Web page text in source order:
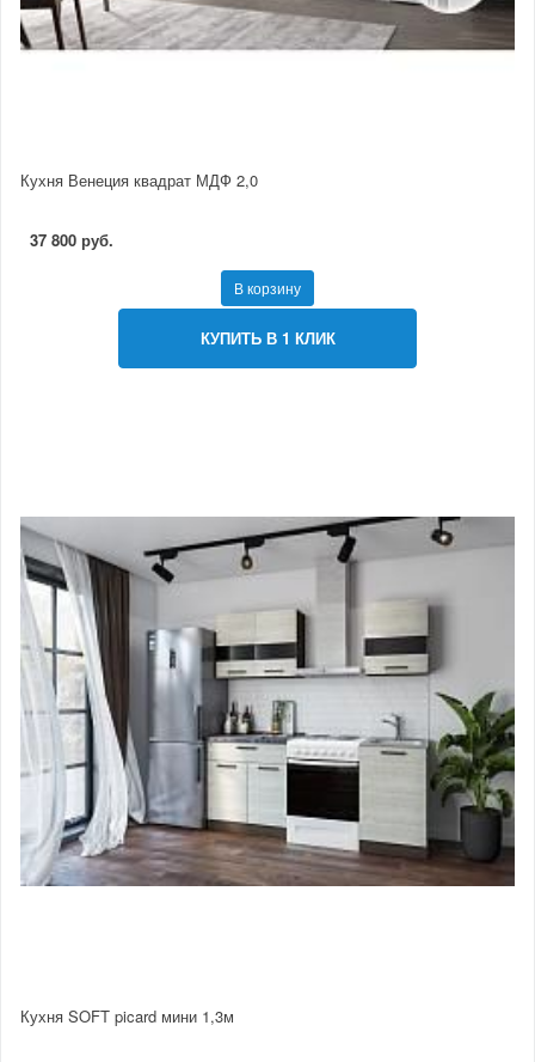
Кухня Венеция квадрат МДФ 2,0
37 800 руб.
В корзину
КУПИТЬ В 1 КЛИК
Кухня SOFT picard мини 1,3м